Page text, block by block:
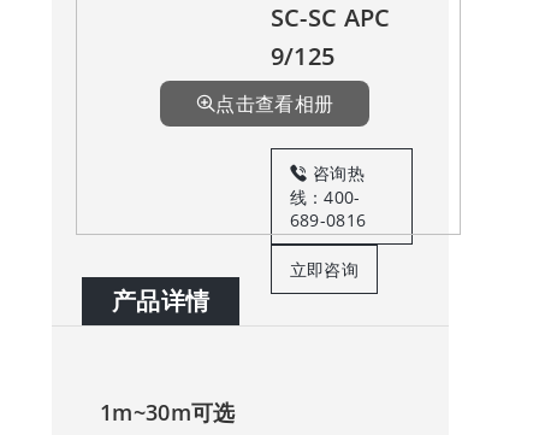
点击查看相册
SC-SC APC
9/125
咨询热
线：400-
689-0816
立即咨询
产品详情
1m~30m可选